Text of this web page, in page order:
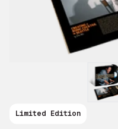
Limited Edition